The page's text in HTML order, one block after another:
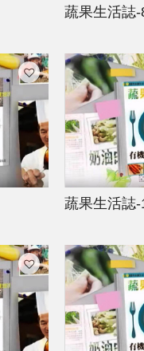
蔬果生活誌
蔬果生活誌